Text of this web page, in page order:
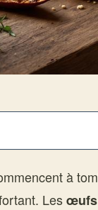
à
Lesœufs